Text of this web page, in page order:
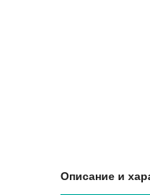
Описание и